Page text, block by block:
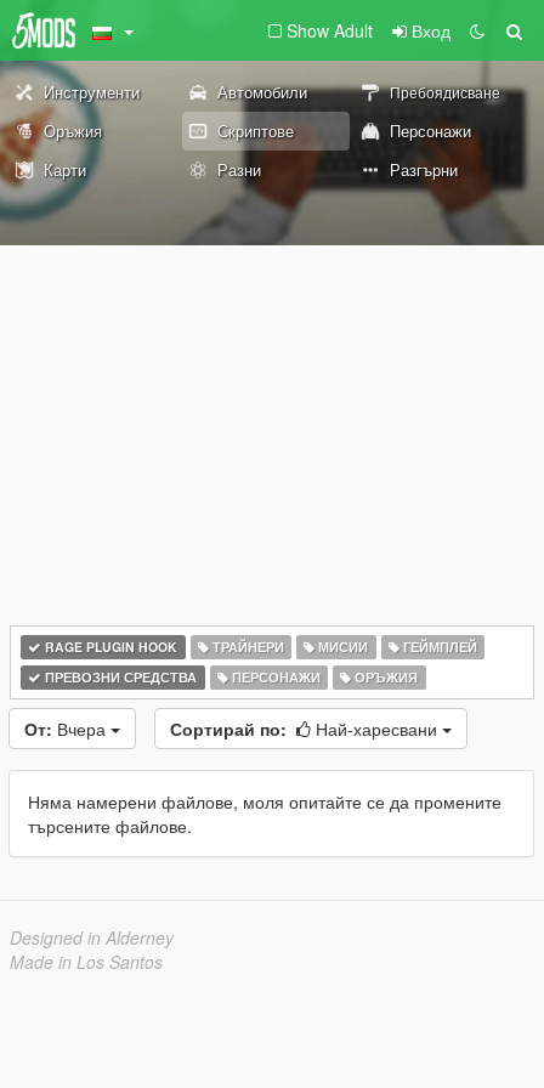
Show Adult Вход
Инструменти Автомобили Пребоядисване
Оръжия Скриптове
Персонажи
Карти
Разни Разгърни
RAGE PLUGIN HOOK ТРАЙНЕРИ МИСИИ
ГЕЙМПЛЕЙ
ПРЕВОЗНИ СРЕДСТВА
ПЕРСОНАЖИ ОРЪЖИЯ
От: Вчера Сортирай по: Най-харесвани
Няма намерени файлове, моля опитайте се да промените
търсените файлове.
Designed in Alderney
Made in Los Santos